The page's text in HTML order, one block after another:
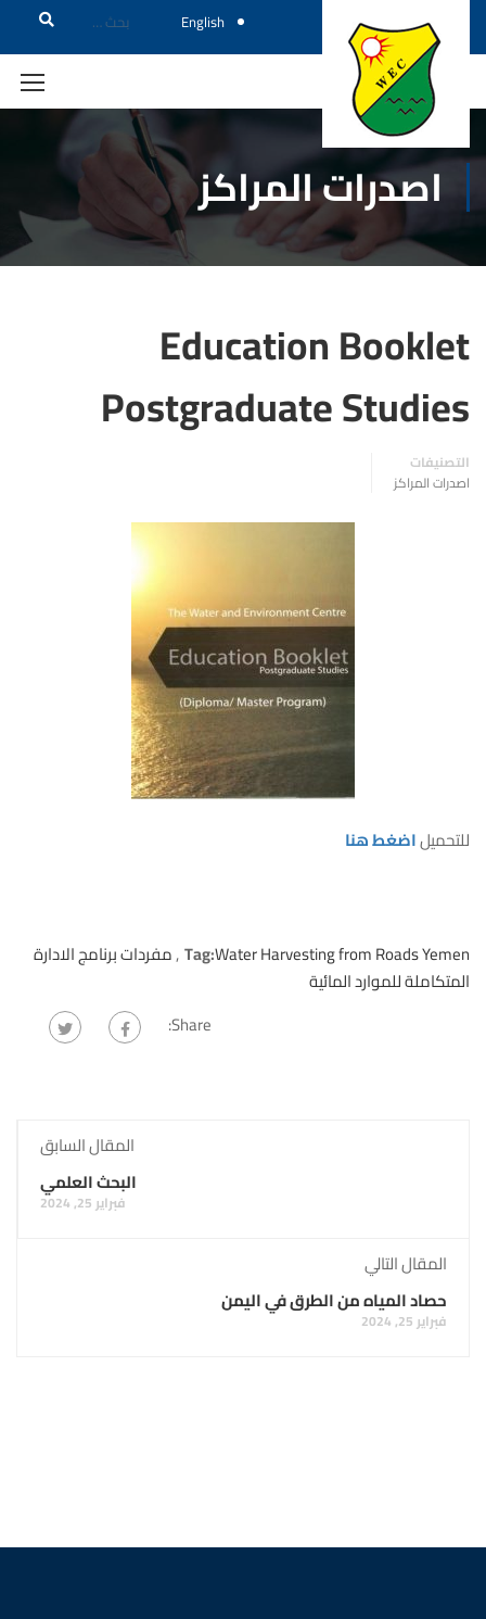
English
اصدرات المراكز
Education
Postgraduate
المراكز
اضغط هنا
Tag:Water Harvesting from Roads
,مفردات برنامج الادارة
للموارد المائية
Share:
المقال السابق
البحث العلمي
فبراير 25, 2024
المقال التالي
حصاد المياه من الطرق في اليمن
فبراير 25, 2024